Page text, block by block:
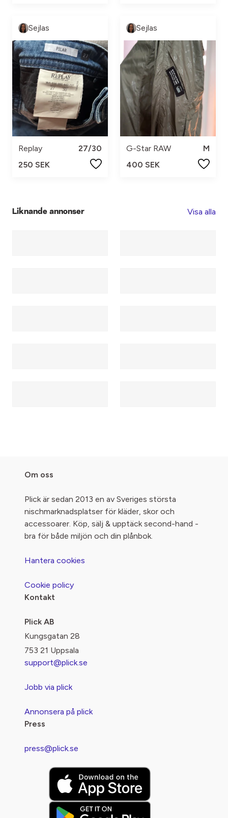
Sejlas
Replay
27/30
250 SEK
Sejlas
G-Star RAW
M
400 SEK
Liknande annonser Visa alla
Om oss
Plick är sedan 2013 en av Sveriges största
nischmarknadsplatser för kläder, skor och
accessoarer. Köp, sälj & upptäck second-hand -
bra för både miljön och din plånbok.
Hantera cookies
Cookie policy
Kontakt
Plick AB
Kungsgatan 28
753 21 Uppsala
support@plick.se
Jobb via plick
Annonsera på plick
Press
press@plick.se